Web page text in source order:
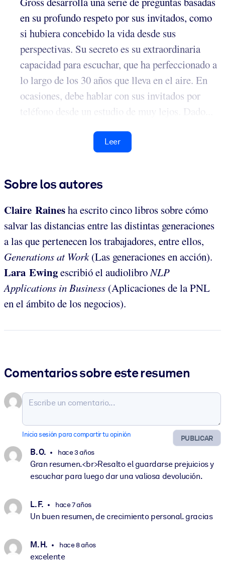
en su profundo respeto por sus invitados, como
si hubiera concebido la vida desde sus
perspectivas. Su secreto es su extraordinaria
capacidad para escuchar, que ha perfeccionado a
lo largo de los 30 años que lleva en el aire. En
ocasiones, debe hablar con sus invitados por
teléfono desde un estudio de muy lejos. Dado...
Leer
Sobre los autores
Claire Rainesha escrito cinco libros sobre cómo
salvar las distancias entre las distintas generaciones
a las que pertenecen los trabajadores, entre ellos,
Generations at Work(Las generaciones en acción).
Lara Ewingescribió el audiolibroNLP
Applications in Business (Aplicaciones de la PNL
en el ámbito de los negocios).
Comentarios sobre este resumen
PUBLICAR
Inicia sesión para compartir tu opinión
B. O. hace 3 años
Gran resumen.<br>Resalto el guardarse prejuicios y
escuchar para luego dar una valiosa devolución.
L. F. hace 7 años
Un buen resumen, de crecimiento personal. gracias
M. H. hace 8 años
excelente